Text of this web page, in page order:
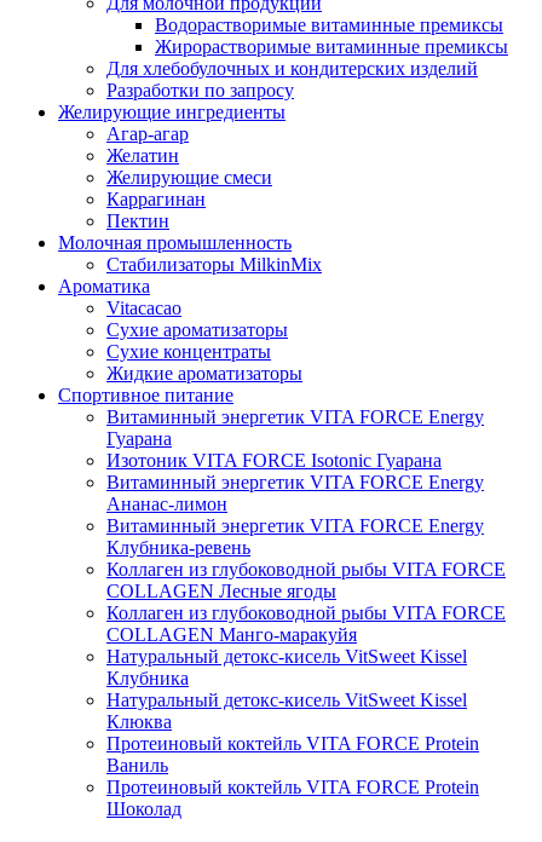
Водорастворимые витаминные премиксы
Жирорастворимые витаминные премиксы
Для хлебобулочных и кондитерских изделий
Разработки по запросу
Желирующие ингредиенты
Агар-агар
Желатин
Желирующие смеси
Каррагинан
Пектин
Молочная промышленность
Стабилизаторы MilkinMix
Ароматика
Vitacacao
Сухие ароматизаторы
Сухие концентраты
Жидкие ароматизаторы
Спортивное питание
Витаминный энергетик VITA FORCE Energy
Гуарана
Изотоник VITA FORCE Isotonic Гуарана
Витаминный энергетик VITA FORCE Energy
Ананас-лимон
Витаминный энергетик VITA FORCE Energy
Клубника-ревень
Коллаген из глубоководной рыбы VITA FORCE
COLLAGEN Лесные ягоды
Коллаген из глубоководной рыбы VITA FORCE
COLLAGEN Манго-маракуйя
Натуральный детокс-кисель VitSweet Kissel
Клубника
Натуральный детокс-кисель VitSweet Kissel
Клюква
Протеиновый коктейль VITA FORCE Protein
Ваниль
Протеиновый коктейль VITA FORCE Protein
Шоколад